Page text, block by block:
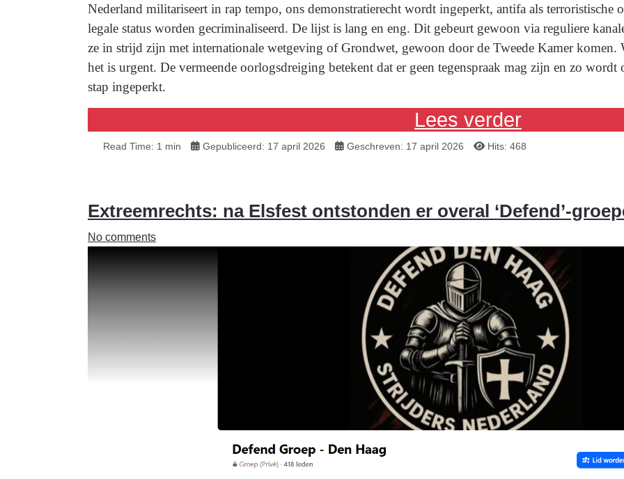
Nederland militariseert in rap tempo, ons demonstratierecht wordt ingeperkt, antifa als terroristische
legale status worden gecriminaliseerd. De lijst is lang en eng. Dit gebeurt gewoon via reguliere
ze in strijd zijn met internationale wetgeving of Grondwet, gewoon door de Tweede Kamer komen.
het is urgent. De vermeende oorlogsdreiging betekent dat er geen tegenspraak mag zijn en zo wordt
stap ingeperkt.
Lees verder
Read Time: 1 min Gepubliceerd: 17 april 2026 Geschreven: 17 april 2026 Hits: 468
Extreemrechts: na Elsfest ontstonden er overal ‘Defend’-
No comments